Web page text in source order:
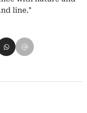
line."
LinkedIn
su Pinterest
su WhatsApp
Condividi su Email